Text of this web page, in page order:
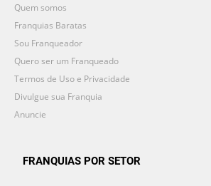
Quem somos
Franquias Baratas
Sou Franqueador
Quero ser um Franqueado
Termos de Uso e Privacidade
Divulgue sua Franquia
Anuncie
FRANQUIAS POR SETOR